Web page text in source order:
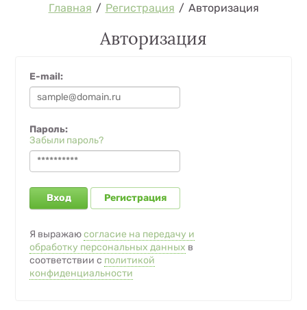
Главная / Регистрация / Авторизация
Авторизация
E-mail:
Пароль:
Забыли пароль?
Регистрация
Вход
Я выражаюсогласие на передачу и
обработку персональных данных в
соответствии с политикой
конфиденциальности